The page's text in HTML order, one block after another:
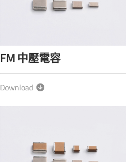
FM 中壓電容
Download